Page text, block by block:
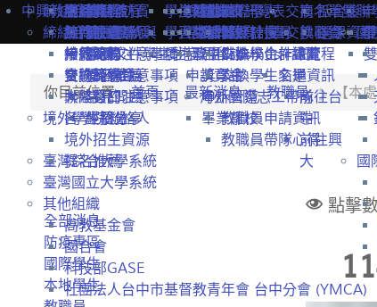
生活費
工作機會
學生活動
學習生活
學生住宿
商
就醫資
訊
交通資訊
前往台
中
前往興
大
申請流程
招生系所
申請文件
提名推薦
常見問題
經驗分享
課程資訊
常見問題
僑港澳生
申請資訊
抵台後
統一證號與
簽證
學習華語
選課資訊
工作證
居留證
獎學金
申訴管道
畢業離校
抵台後
選課資訊
申請流程
熱門校統計
常見問題
交換獎學金
海外地區
大陸地區
交換名單
交換心得
關於國際訪賓
接待原則
接待紀錄
關於國際學人
交換教授計畫
歐盟Erasmus+計畫
締結合約
締約注意事項
締約流程
合約範本
大陸簽約注意事項
各學院聯絡人
姊妹校一覽表
姊妹校搜尋
姊妹校合作總覽
雙聯
臺灣綜合大學系統
臺灣國立大學系統
其他組織
高教基金會
國合會
科技部GASE
社團法人台中市基督教青年會 台中分會 (YMCA)
中興教職員
締結合約
一般締約注意事項
雙聯締約注意事項
聯絡窗口
境外學生招生
境外招生資源
提名推薦
海外教育計畫
交換學生計畫流程
交換學生名單
海外國際志工帶隊
教職員申請資訊
教職員帶隊心得
國
國
你目前位置: 首頁 最新消息 教職員 【本
全部消息
防疫專區
國際學生
本地學生
點擊